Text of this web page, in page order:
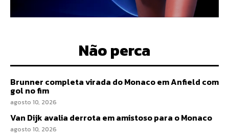
Não perca
Brunner completa virada do Monaco em Anfield com
gol no fim
agosto 10, 2026
Van Dijk avalia derrota em amistoso para o Monaco
agosto 10, 2026